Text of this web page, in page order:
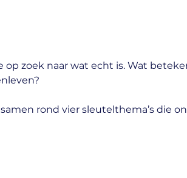
op zoek naar wat echt is. Wat
rond vier sleutelthema’s die